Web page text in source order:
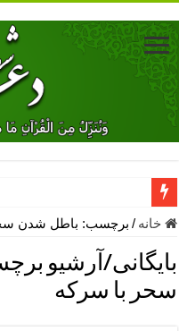
دعای جلب محبت فوری
دعای مشکل گشا برای رفع
معجزات دعای یا من اظهر
مهم ترین اذکار الهی و
خانه / برچسب: باطل شدن
بایگانی/آرشیو
سحر با سرکه